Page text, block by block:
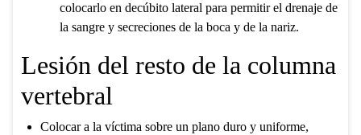
colocarlo en decúbito lateral para permitir el drenaje de
la sangre y secreciones de la boca y de la nariz.
Lesión del resto de la columna
vertebral
Colocar a la víctima sobre un plano duro y uniforme,